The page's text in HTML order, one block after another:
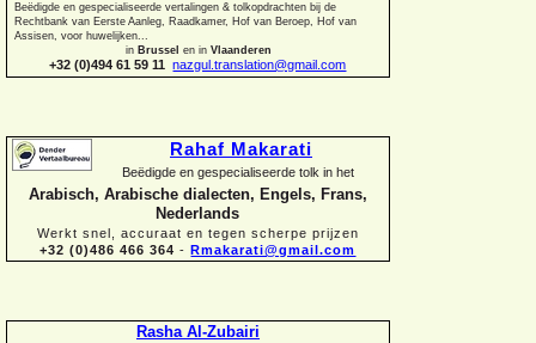
Beëdigde en gespecialiseerde vertalingen & tolkopdrachten bij de
Rechtbank van Eerste Aanleg, Raadkamer, Hof van Beroep, Hof van
Assisen, voor huwelijken...
in Brussel en inVlaanderen
+32 (0)494 61 59 11nazgul.translation@gmail.com
Rahaf Makarati
Beëdigde en gespecialiseerde tolk in het
Arabisch, Arabische dialecten, Engels, Frans,
Nederlands
Werkt snel, accuraat en tegen scherpe prijzen
+32 (0)486 466 364 - Rmakarati@gmail.com
Rasha Al-Zubairi